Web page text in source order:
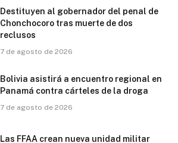
Destituyen al gobernador del penal de
Chonchocoro tras muerte de dos
reclusos
7 de agosto de 2026
Bolivia asistirá a encuentro regional en
Panamá contra cárteles de la droga
7 de agosto de 2026
Las FFAA crean nueva unidad militar